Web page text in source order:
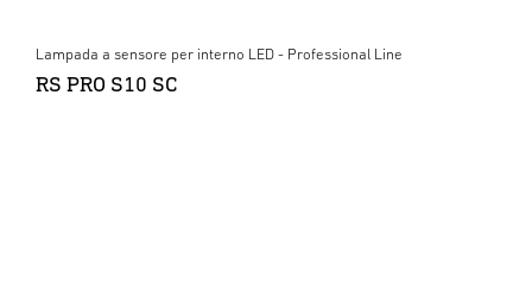
Lampada a sensore per interno LED - Professional Line
RS PRO S10 SC